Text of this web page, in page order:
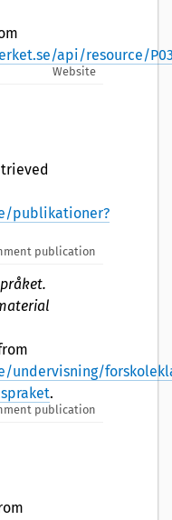
api/resource/
Website
publikationer?
publication
undervisning/
.
publication